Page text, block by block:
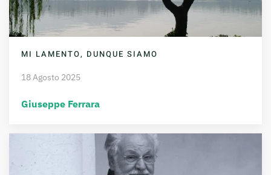
MI LAMENTO, DUNQUE SIAMO
18 Agosto 2025
Giuseppe Ferrara